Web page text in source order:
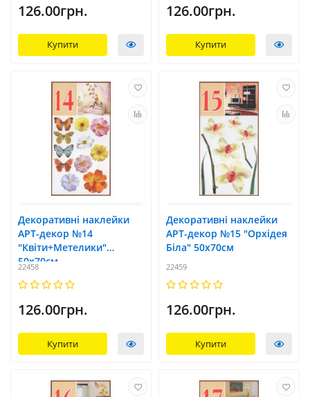
126.00грн.
Купити
126.00грн.
Купити
Декоративні наклейки
АРТ-декор №14
"Квіти+Метелики"
50x70см
22458
126.00грн.
Купити
Декоративні наклейки
АРТ-декор №15 "Орхідея
Біла" 50x70см
22459
126.00грн.
Купити